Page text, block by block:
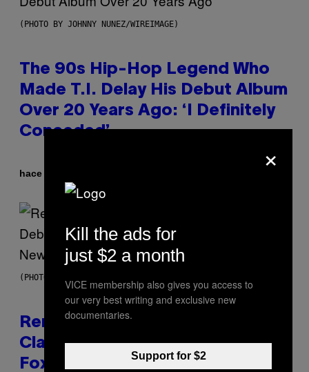
(PHOTO BY JOHNNY NUNEZ/WIREIMAGE)
The 90s Hip-Hop Legend Who
Made T.I. Delay His Debut Album
Over 20 Years Ago: ‘I Definitely
Conceded’
hace 12 horas
(PHOTO BY TIM MOSENFELDER/GETTY IMAGES)
Remember the Time Jeezy
Clapped Back at Bill O’Reilly and
Fox News in Defense of Barack
×
Kill the ads for
just $2 a month
VICE membership also gives you access to
our very best writing and exclusive new
documentaries.
Support for $2